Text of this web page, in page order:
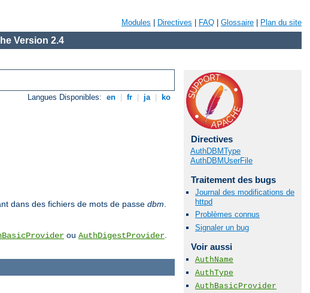
Modules Directives FAQ Glossaire Plan du site
Version 2.4
Langues Disponibles: en fr ja ko
dans des fichiers de mots de passe dbm.
ou AuthDigestProvider.
Directives
AuthDBMType
AuthDBMUserFile
Traitement des bugs
Journal des modifications de
httpd
Problèmes connus
Signaler un bug
Voir aussi
AuthName
AuthType
AuthBasicProvider